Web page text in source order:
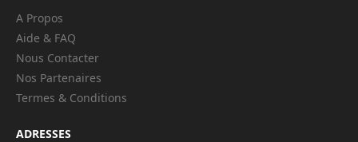
A Propos
Aide & FAQ
Nous Contacter
Nos Partenaires
Termes & Conditions
ADRESSES